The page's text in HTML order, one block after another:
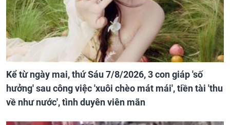
Kể từ ngày mai, thứ Sáu 7/8/2026, 3 con giáp 'số
hưởng' sau công việc 'xuôi chèo mát mái', tiền tài 'thu
về như nước', tình duyên viên mãn